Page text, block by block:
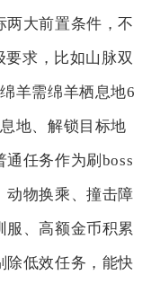
两大前置条件，不
要求，比如山脉双
羊需绵羊栖息地6
地、解锁目标地
通任务作为刷boss
动物换乘、撞击障
服、高额金币积累
除低效任务，能快